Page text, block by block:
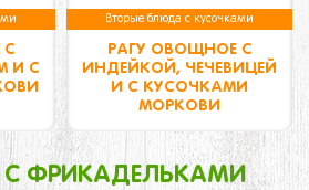
С
И С
Вторые блюда с кусочками
РАГУ ОВОЩНОЕ С
ИНДЕЙКОЙ, ЧЕЧЕВИЦЕЙ
И С КУСОЧКАМИ
МОРКОВИ
С ФРИКАДЕЛЬКАМИ